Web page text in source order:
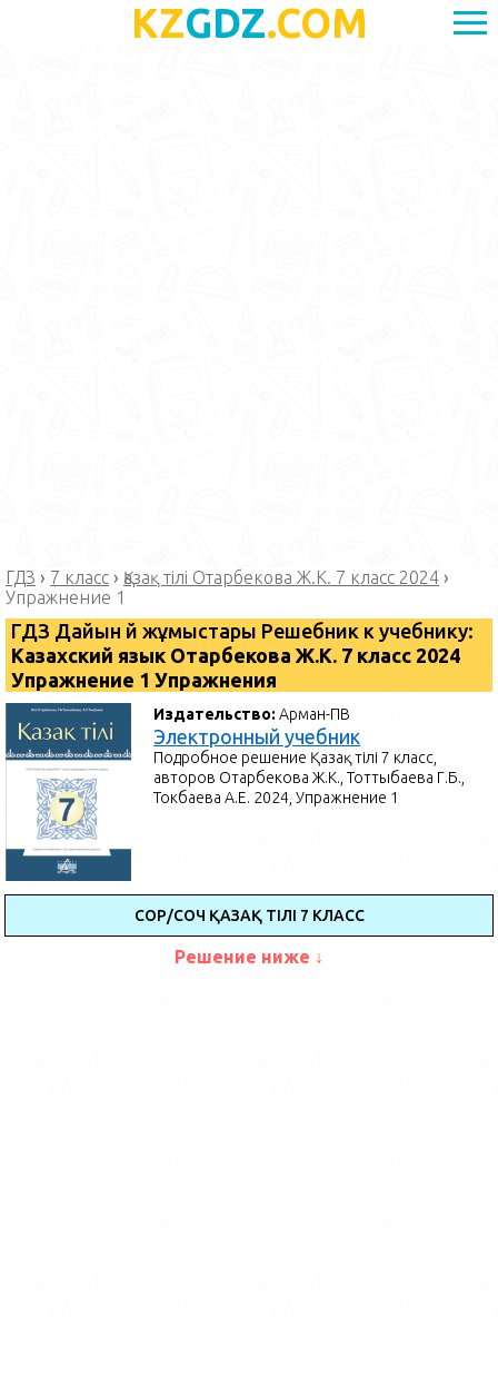
KZGDZ.COM
ГДЗ › 7 класс › Қазақ тілі Отарбекова Ж.К. 7 класс 2024 ›
Упражнение 1
ГДЗ Дайын үй жұмыстары Решебник к учебнику:
Казахский язык Отарбекова Ж.К. 7 класс 2024
Упражнение 1 Упражнения
Издательство:Арман-ПВ
Электронный учебник
Подробное решение Қазақ тілі 7 класс,
авторов Отарбекова Ж.К., Тоттыбаева Г.Б.,
Токбаева А.Е. 2024, Упражнение 1
СОР/СОЧ ҚАЗАҚ ТІЛІ 7 КЛАСС
Решение ниже ↓